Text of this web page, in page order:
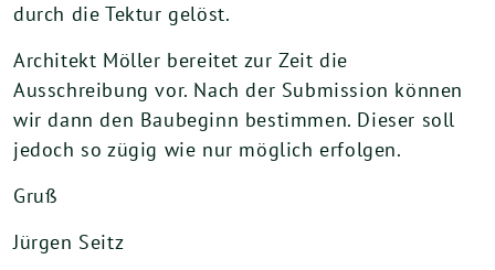
durch die Tektur gelöst.
Architekt Möller bereitet zur Zeit die
Ausschreibung vor. Nach der Submission können
wir dann den Baubeginn bestimmen. Dieser soll
jedoch so zügig wie nur möglich erfolgen.
Gruß
Jürgen Seitz